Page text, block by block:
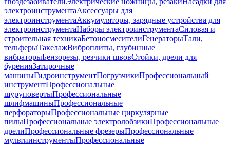
электроинструментаАксессуары для
электроинструментаАккумуляторы, зарядные устройства для
электроинструментаНаборы электроинструментаСиловая и
строительная техникаБетоносмесителиГенераторыТали,
тельферыТакелажВиброплиты, глубинные
вибраторыБензорезы, резчики швовСтойки, дрели для
буренияЗатирочные
машиныГидроинструментПогрузчикиПрофессиональный
инструментПрофессиональные
шуруповертыПрофессиональные
шлифмашиныПрофессиональные
перфораторыПрофессиональные циркулярные
пилыПрофессиональные электролобзикиПрофессиональные
дрелиПрофессиональные фрезерыПрофессиональные
мультиинструментыПрофессиональные